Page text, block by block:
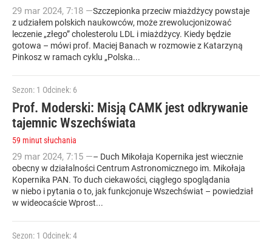
29 mar 2024, 7:18 —Szczepionka przeciw miażdżycy powstaje
z udziałem polskich naukowców, może zrewolucjonizować
leczenie „złego” cholesterolu LDL i miażdżycy. Kiedy będzie
gotowa – mówi prof. Maciej Banach w rozmowie z Katarzyną
Pinkosz w ramach cyklu „Polska...
Sezon: 1 Odcinek: 6
Prof. Moderski: Misją CAMK jest odkrywanie
tajemnic Wszechświata
59 minut słuchania
29 mar 2024, 7:15 —– Duch Mikołaja Kopernika jest wiecznie
obecny w działalności Centrum Astronomicznego im. Mikołaja
Kopernika PAN. To duch ciekawości, ciągłego spoglądania
w niebo i pytania o to, jak funkcjonuje Wszechświat – powiedział
w wideocaście Wprost...
Sezon: 1 Odcinek: 4